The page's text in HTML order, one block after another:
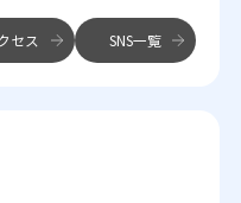
セス SNS一覧